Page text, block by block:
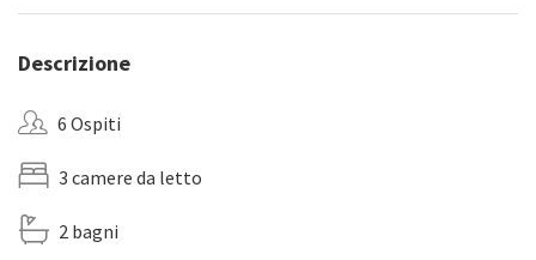
Descrizione
6 Ospiti
3 camere da letto
2 bagni